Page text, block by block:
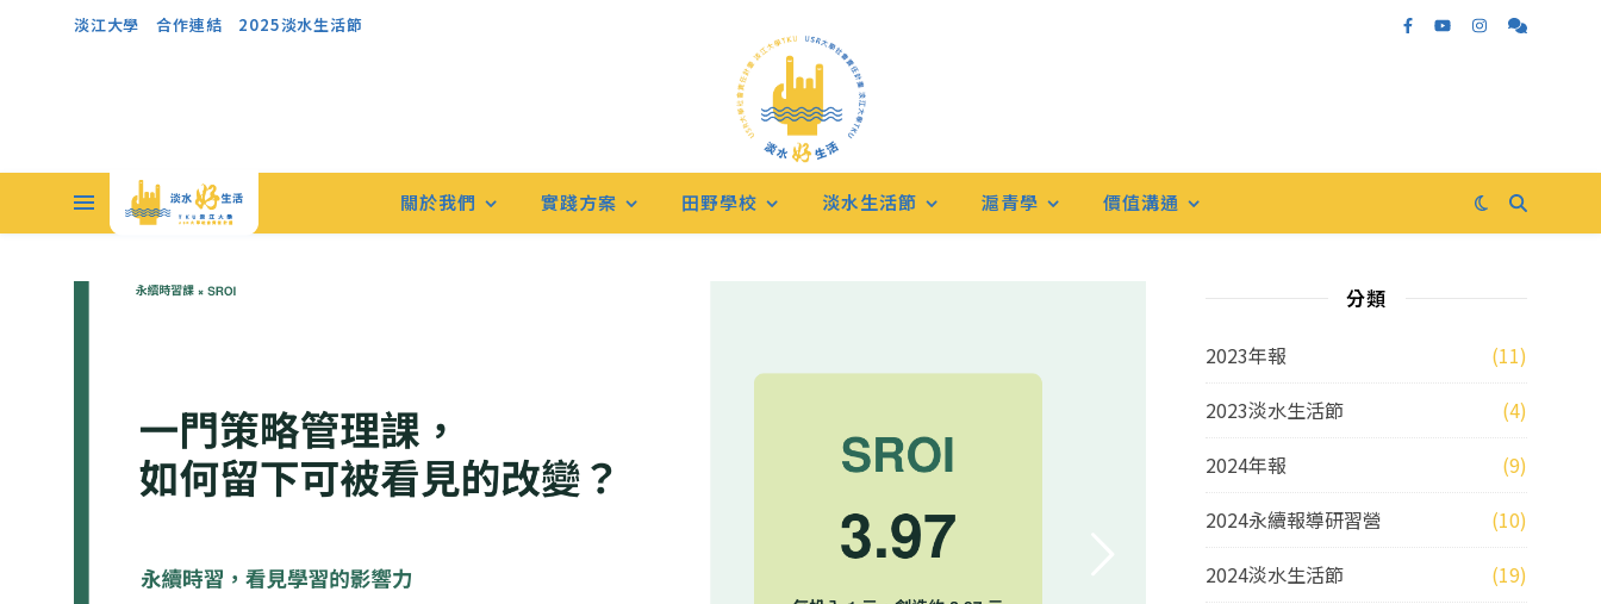
淡江大學 合作連結 2025淡水生活節
關於我們 實踐方案 田野學校 淡水生活節 滬青學 價值溝通
永續時習，看見學習的影響力：一門策略管
理課如何創造3.97倍的當期社會價值？
分類
2023年報
(11)
2023淡水生活節
(4)
2024年報
(9)
2024永續報導研習營
(10)
2024淡水生活節
(19)